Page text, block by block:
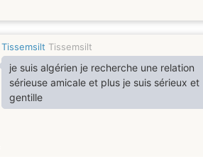
Tissemsilt Tissemsilt
je suis algérien je recherche une relation
sérieuse amicale et plus je suis sérieux et
gentille